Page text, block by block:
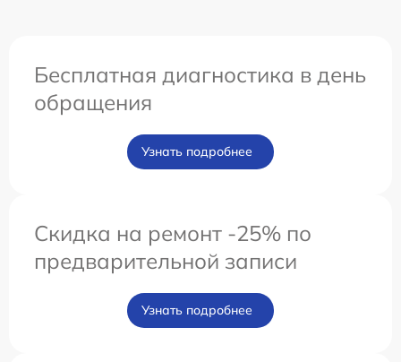
Бесплатная диагностика в день
обращения
Узнать подробнее
Скидка на ремонт -25% по
предварительной записи
Узнать подробнее